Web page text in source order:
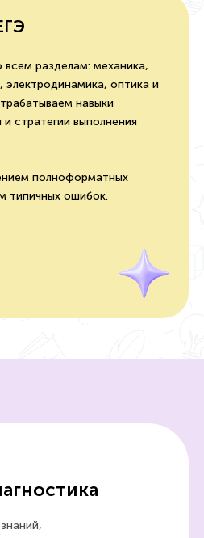
разделам: механика,
электродинамика, оптика и
навыки
стратегии выполнения
полноформатных
типичных ошибок.